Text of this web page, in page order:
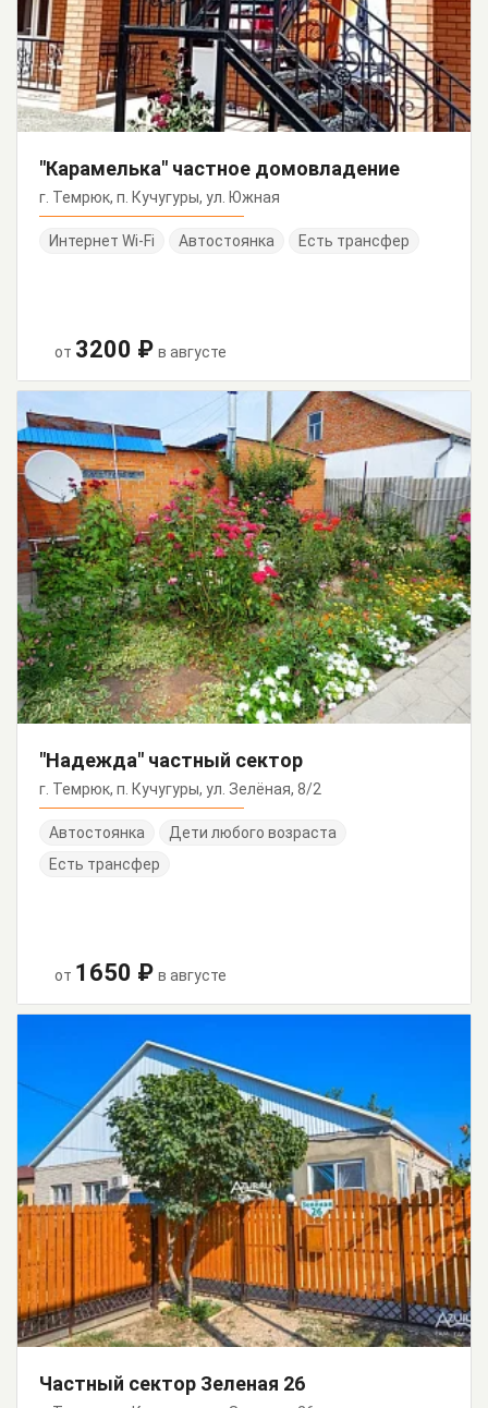
"Карамелька" частное домовладение
г. Темрюк, п. Кучугуры, ул. Южная
Интернет Wi-Fi Автостоянка Есть трансфер
от 3200 ₽ в августе
"Надежда" частный сектор
г. Темрюк, п. Кучугуры, ул. Зелёная, 8/2
Автостоянка
Дети любого возраста
Есть трансфер
от 1650 ₽ в августе
Частный сектор Зеленая 26